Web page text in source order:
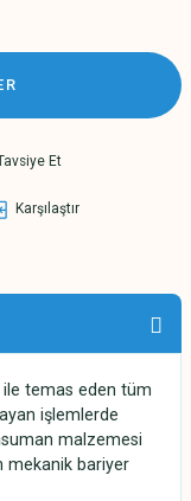
Et
Karşılaştır
ile temas eden tüm
işlemlerde
malzemesi
mekanik bariyer